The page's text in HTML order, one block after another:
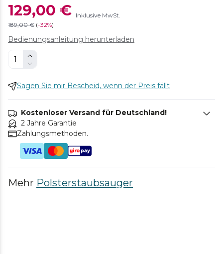
129,00 € Inklusive MwSt.
189,00 € (-32%)
Bedienungsanleitung herunterladen
Sagen Sie mir Bescheid, wenn der Preis fällt
Kostenloser Versand für Deutschland!
2 Jahre Garantie
Zahlungsmethoden.
Mehr Polsterstaubsauger